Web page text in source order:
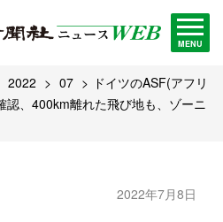
MENU
2022 07
ドイツのASF(アフリ
認、400km離れた飛び地も、ゾーニ
2022年7月8日